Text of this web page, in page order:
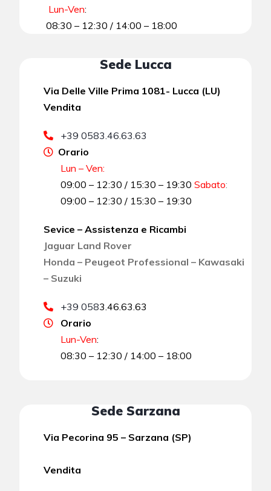
Lun-Ven:
08:30 – 12:30 / 14:00 – 18:00
Sede Lucca
Via Delle Ville Prima 1081- Lucca (LU)
Vendita
+39 0583.46.63.63
Orario
Lun – Ven:
09:00 – 12:30 / 15:30 – 19:30 Sabato:
09:00 – 12:30 / 15:30 – 19:30
Sevice – Assistenza e Ricambi
Jaguar Land Rover
Honda – Peugeot Professional – Kawasaki
– Suzuki
+39 0583.46.63.63
Orario
Lun-Ven:
08:30 – 12:30 / 14:00 – 18:00
Sede Sarzana
Via Pecorina 95 – Sarzana (SP)
Vendita